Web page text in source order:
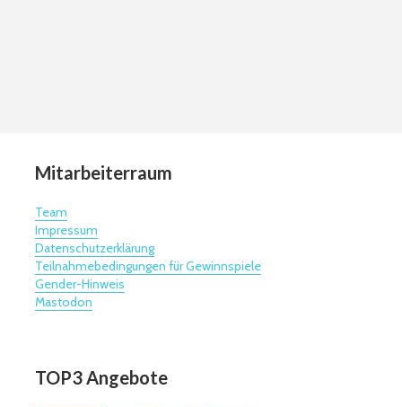
Mitarbeiterraum
Team
Impressum
Datenschutzerklärung
Teilnahmebedingungen für Gewinnspiele
Gender-Hinweis
Mastodon
TOP3 Angebote